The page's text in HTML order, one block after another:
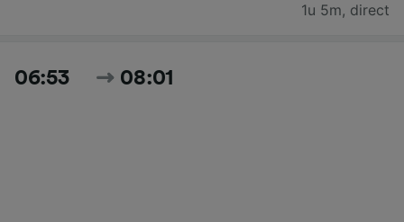
1u 5m, direct
06:53 08:01